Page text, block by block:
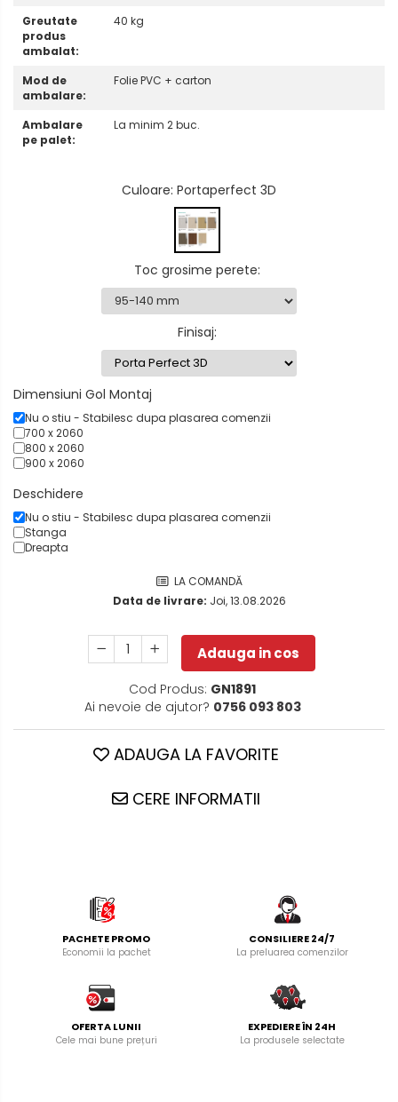
Greutate
produs
ambalat:
40 kg
Mod de
ambalare:
Folie PVC + carton
Ambalare
pe palet:
La minim 2 buc.
Culoare: Portaperfect 3D
Toc grosime perete:
Finisaj:
Dimensiuni Gol Montaj
Nu o stiu - Stabilesc dupa plasarea comenzii
700 x 2060
800 x 2060
900 x 2060
Deschidere
Nu o stiu - Stabilesc dupa plasarea comenzii
Stanga
Dreapta
LA COMANDĂ
Data de livrare: Joi, 13.08.2026
Adauga in cos
Cod Produs: GN1891
Ai nevoie de ajutor? 0756 093 803
ADAUGA LA FAVORITE
CERE INFORMATII
PACHETE PROMO
Economii la pachet
CONSILIERE 24/7
La preluarea comenzilor
OFERTA LUNII
Cele mai bune prețuri
EXPEDIERE ÎN 24H
La produsele selectate